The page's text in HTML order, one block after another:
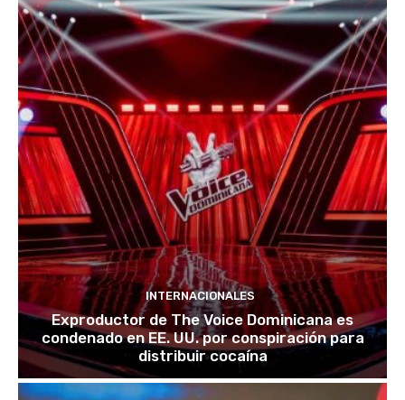
INTERNACIONALES
Exproductor de The Voice Dominicana es
condenado en EE. UU. por conspiración para
distribuir cocaína